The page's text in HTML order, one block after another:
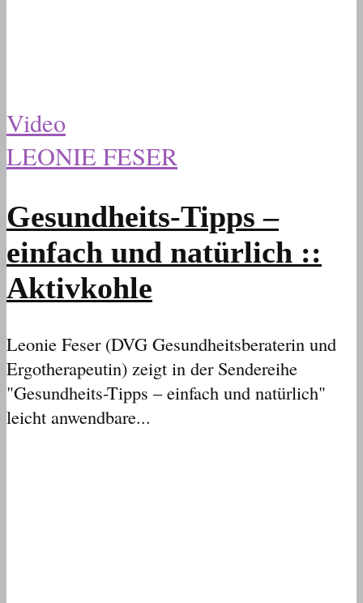
Video
LEONIE FESER
Gesundheits-Tipps –
einfach und natürlich ::
Aktivkohle
Leonie Feser (DVG Gesundheitsberaterin und
Ergotherapeutin) zeigt in der Sendereihe
"Gesundheits-Tipps – einfach und natürlich"
leicht anwendbare...